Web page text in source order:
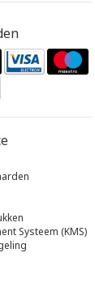
Systeem (KMS)